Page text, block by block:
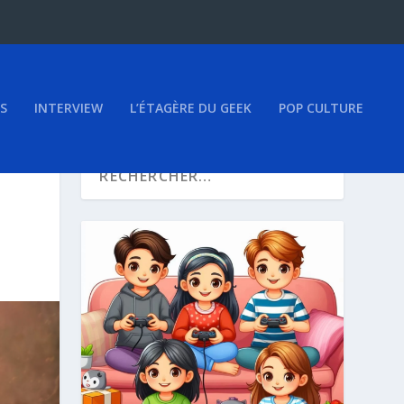
INTERVIEW L’ÉTAGÈRE DU GEEK POP CULTURE